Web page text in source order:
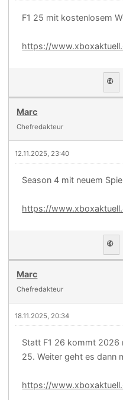
F1 25 mit kostenlosem
https://
Marc
Chefredakteur
12.11.2025, 23:40
Season 4 mit neuem
https://
Marc
Chefredakteur
18.11.2025, 20:34
Statt F1 26 kommt 2026
25. Weiter geht es dann
https://